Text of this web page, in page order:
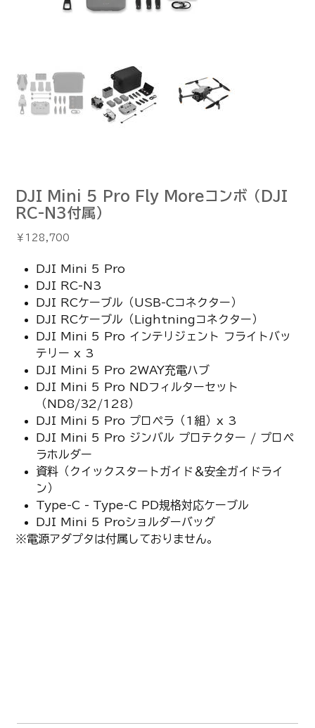
DJI Mini 5 Pro Fly Moreコンボ（DJI
RC-N3付属）
価
格
￥128,700
DJI Mini 5 Pro
DJI RC-N3
DJI RCケーブル（USB-Cコネクター）
DJI RCケーブル（Lightningコネクター）
DJI Mini 5 Pro インテリジェント フライトバッ
テリー x 3
DJI Mini 5 Pro 2WAY充電ハブ
DJI Mini 5 Pro NDフィルターセット
（ND8/32/128）
DJI Mini 5 Pro プロペラ（1組）x 3
DJI Mini 5 Pro ジンバル プロテクター / プロペ
ラホルダー
資料（クイックスタートガイド＆安全ガイドライ
ン）
Type-C - Type-C PD規格対応ケーブル
DJI Mini 5 Proショルダーバッグ
※電源アダプタは付属しておりません。